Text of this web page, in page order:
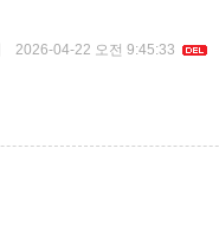
2026-04-22 오전 9:45:33